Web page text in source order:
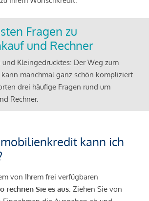
Fragen zu
und Rechner
Kleingedrucktes: Der Weg zum
manchmal ganz schön kompliziert
drei häufige Fragen rund um
Rechner.
kann ich
von Ihrem frei verfügbaren
rechnen Sie es aus: Ziehen Sie von